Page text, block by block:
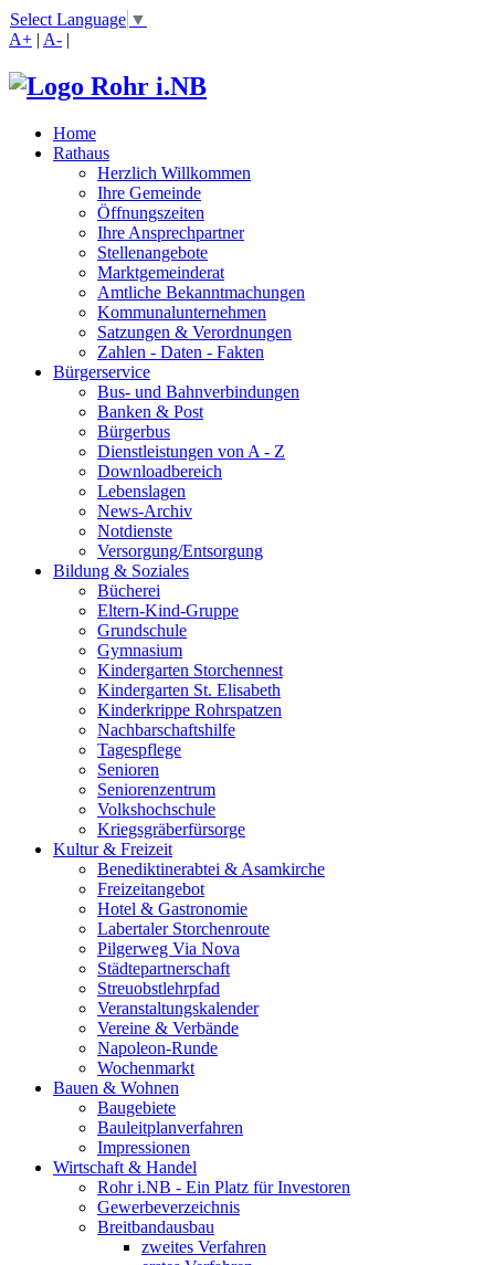
Select Language ▼
A+ | A- |
Home
Rathaus
Herzlich Willkommen
Ihre Gemeinde
Öffnungszeiten
Ihre Ansprechpartner
Stellenangebote
Marktgemeinderat
Amtliche Bekanntmachungen
Kommunalunternehmen
Satzungen & Verordnungen
Zahlen - Daten - Fakten
Bürgerservice
Bus- und Bahnverbindungen
Banken & Post
Bürgerbus
Dienstleistungen von A - Z
Downloadbereich
Lebenslagen
News-Archiv
Notdienste
Versorgung/Entsorgung
Bildung & Soziales
Bücherei
Eltern-Kind-Gruppe
Grundschule
Gymnasium
Kindergarten Storchennest
Kindergarten St. Elisabeth
Kinderkrippe Rohrspatzen
Nachbarschaftshilfe
Tagespflege
Senioren
Seniorenzentrum
Volkshochschule
Kriegsgräberfürsorge
Kultur & Freizeit
Benediktinerabtei & Asamkirche
Freizeitangebot
Hotel & Gastronomie
Labertaler Storchenroute
Pilgerweg Via Nova
Städtepartnerschaft
Streuobstlehrpfad
Veranstaltungskalender
Vereine & Verbände
Napoleon-Runde
Wochenmarkt
Bauen & Wohnen
Baugebiete
Bauleitplanverfahren
Impressionen
Wirtschaft & Handel
Rohr i.NB - Ein Platz für Investoren
Gewerbeverzeichnis
Breitbandausbau
zweites Verfahren